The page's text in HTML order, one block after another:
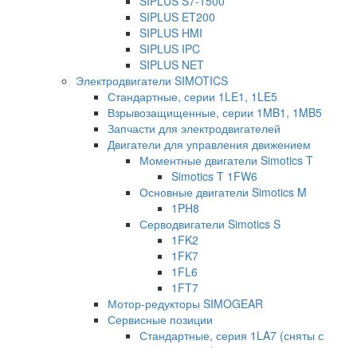
SIPLUS ET200
SIPLUS HMI
SIPLUS IPC
SIPLUS NET
Электродвигатели SIMOTICS
Стандартные, серии 1LE1, 1LE5
Взрывозащищенные, серии 1MB1, 1MB5
Запчасти для электродвигателей
Двигатели для управления движением
Моментные двигатели Simotics T
Simotics T 1FW6
Основные двигатели Simotics M
1PH8
Серводвигатели Simotics S
1FK2
1FK7
1FL6
1FT7
Мотор-редукторы SIMOGEAR
Сервисные позиции
Стандартные, серия 1LA7 (сняты с